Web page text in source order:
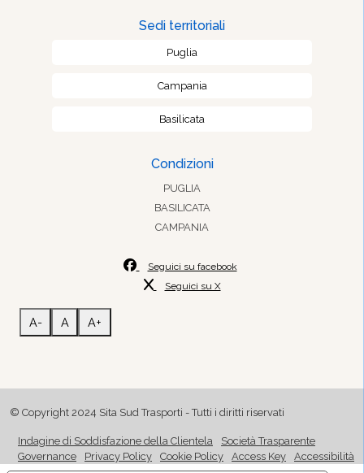
Sedi territoriali
Puglia
Campania
Basilicata
Condizioni
PUGLIA
BASILICATA
CAMPANIA
Seguici su facebook
Seguici su X
A- A A+
© Copyright 2024 Sita Sud Trasporti - Tutti i diritti riservati
Indagine di Soddisfazione della Clientela
Società Trasparente
Governance
Privacy Policy Cookie Policy Access Key Accessibilità